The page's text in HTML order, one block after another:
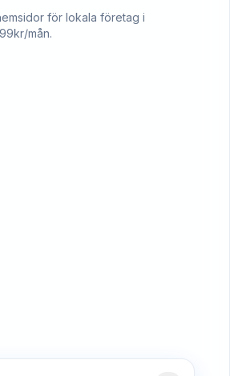
för lokala företag i
mån.